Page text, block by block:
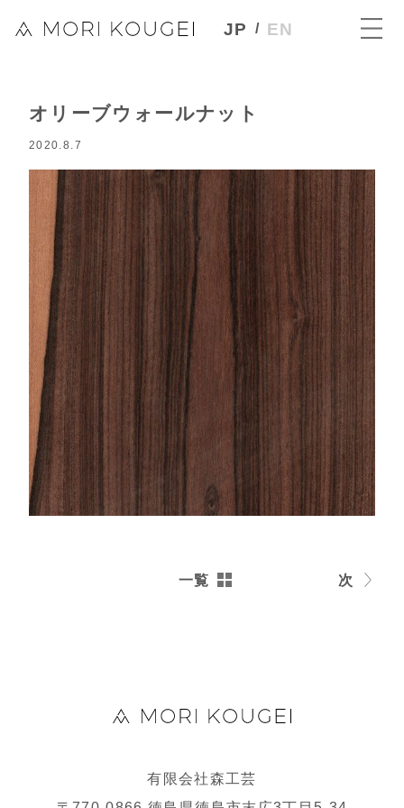
JP EN
オリーブウォールナット
2020.8.7
一覧 次
有限会社森工芸